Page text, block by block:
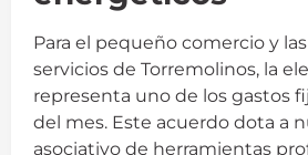
Para el pequeño comercio y
servicios de Torremolinos, la
representa uno de los gastos
del mes. Este acuerdo dota a
asociativo de herramientas